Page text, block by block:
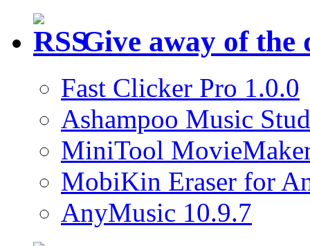
Give away of the
Fast Clicker Pro 1.0.0
Ashampoo Music
MiniTool
MobiKin Eraser for
AnyMusic 10.9.7